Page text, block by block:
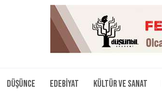
Düşünce Edebiyat Kültür ve Sanat